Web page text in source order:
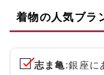
着物の人気ブラ
志ま亀:銀座に